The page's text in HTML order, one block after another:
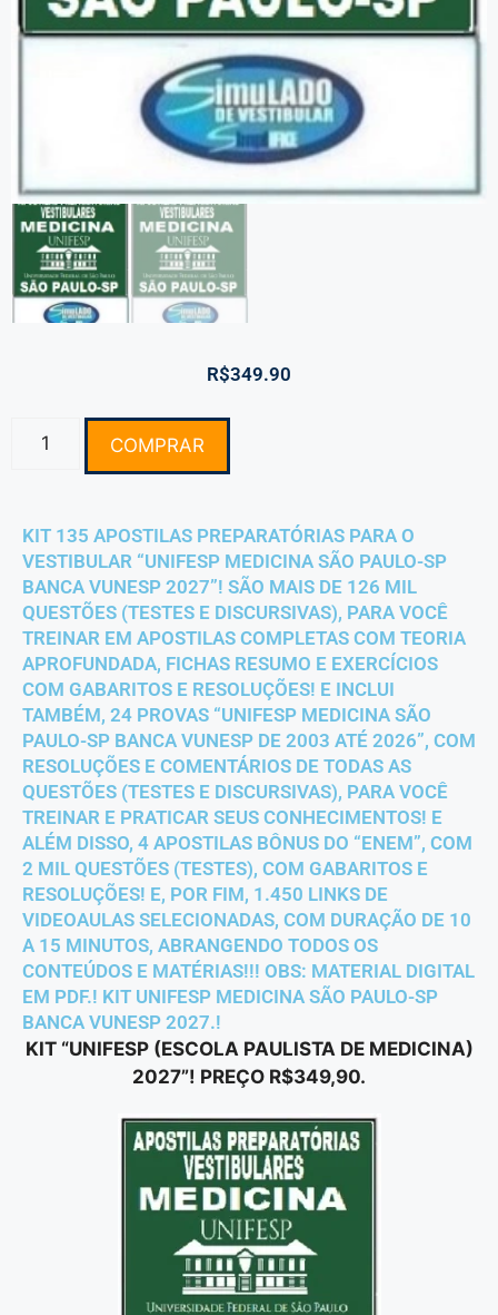
R$349.90
COMPRAR
KIT 135 APOSTILAS PREPARATÓRIAS PARA O
VESTIBULAR “UNIFESP MEDICINA SÃO PAULO-SP
BANCA VUNESP 2027”! SÃO MAIS DE 126 MIL
QUESTÕES (TESTES E DISCURSIVAS), PARA VOCÊ
TREINAR EM APOSTILAS COMPLETAS COM TEORIA
APROFUNDADA, FICHAS RESUMO E EXERCÍCIOS
COM GABARITOS E RESOLUÇÕES! E INCLUI
TAMBÉM, 24 PROVAS “UNIFESP MEDICINA SÃO
PAULO-SP BANCA VUNESP DE 2003 ATÉ 2026”, COM
RESOLUÇÕES E COMENTÁRIOS DE TODAS AS
QUESTÕES (TESTES E DISCURSIVAS), PARA VOCÊ
TREINAR E PRATICAR SEUS CONHECIMENTOS! E
ALÉM DISSO, 4 APOSTILAS BÔNUS DO “ENEM”, COM
2 MIL QUESTÕES (TESTES), COM GABARITOS E
RESOLUÇÕES! E, POR FIM, 1.450 LINKS DE
VIDEOAULAS SELECIONADAS, COM DURAÇÃO DE 10
A 15 MINUTOS, ABRANGENDO TODOS OS
CONTEÚDOS E MATÉRIAS!!! OBS: MATERIAL DIGITAL
EM PDF.! KIT UNIFESP MEDICINA SÃO PAULO-SP
BANCA VUNESP 2027.!
KIT “UNIFESP (ESCOLA PAULISTA DE MEDICINA)
2027”! PREÇO R$349,90.